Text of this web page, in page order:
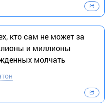
кто сам не может за
и миллионы
молчать